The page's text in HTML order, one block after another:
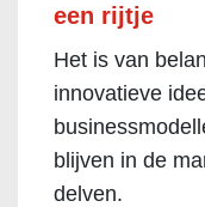
een rijtje
Het is van
innovatieve
blijven in de
delven.